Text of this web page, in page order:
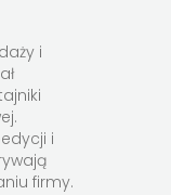
i
i
firmy.